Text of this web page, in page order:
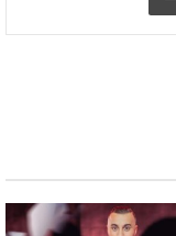
التعامل مع النفايات
صحفية نتطلع ان
الخرطوم نسبة